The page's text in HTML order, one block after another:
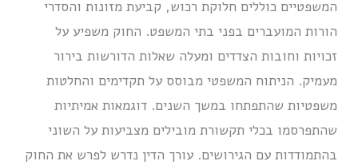
המשפטיים כוללים חלוקת רכוש, קביעת מזונות והסדרי
הורות המועברים בפני בתי המשפט. החוק משפיע על
זכויות וחובות הצדדים ומעלה שאלות הדורשות בירור
מעמיק. הניתוח המשפטי מבוסס על תקדימים והחלטות
משפטיות שהתפתחו במשך השנים. דוגמאות אמיתיות
שהתפרסמו בכלי תקשורת מובילים מצביעות על השוני
בהתמודדות עם הגירושים. עורך הדין נדרש לפרש את החוק